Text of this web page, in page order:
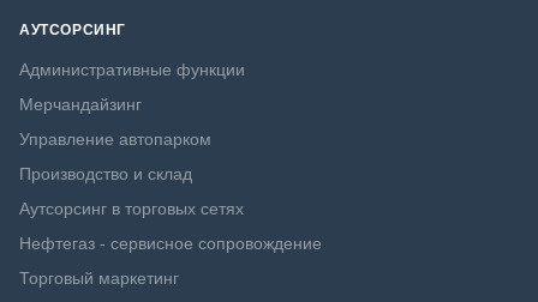
АУТСОРСИНГ
Административные функции
Мерчандайзинг
Управление автопарком
Производство и склад
Аутсорсинг в торговых сетях
Нефтегаз - сервисное сопровождение
Торговый маркетинг